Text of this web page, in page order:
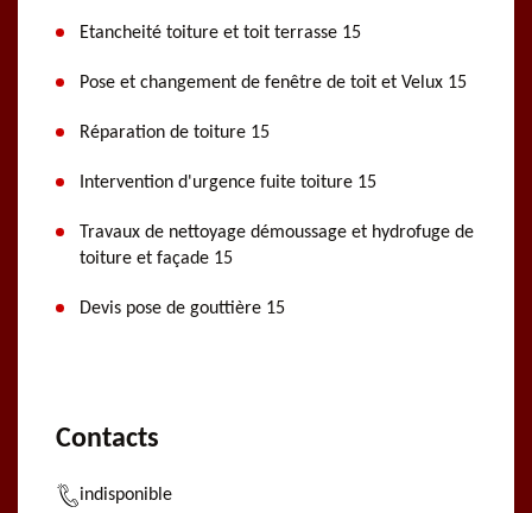
Etancheité toiture et toit terrasse 15
Pose et changement de fenêtre de toit et Velux 15
Réparation de toiture 15
Intervention d'urgence fuite toiture 15
Travaux de nettoyage démoussage et hydrofuge de
toiture et façade 15
Devis pose de gouttière 15
Contacts
indisponible